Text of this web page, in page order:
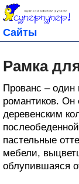
Сайты
Рамка
Прованс –
романтиков. Он
деревенским
пастельные
мебели,
облупившаяся